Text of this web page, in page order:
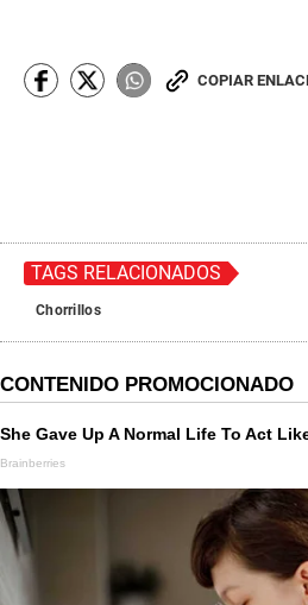
COPIAR
TAGS RELACIONADOS
Chorrillos